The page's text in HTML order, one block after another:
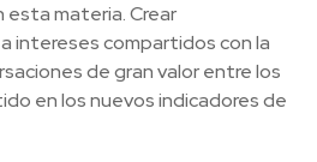
materia. Crear
intereses compartidos con la
de gran valor entre los
en los nuevos indicadores de